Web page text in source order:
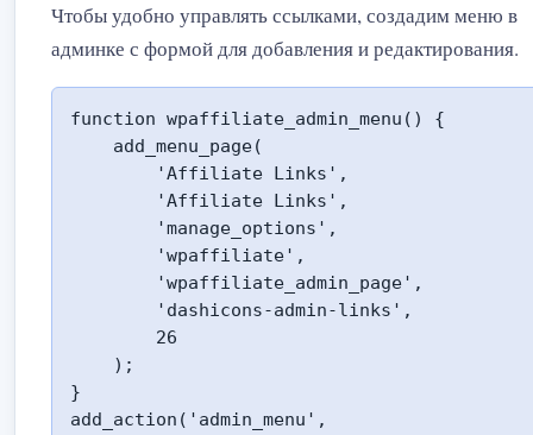
Чтобы удобно управлять ссылками, создадим меню в
админке с формой для добавления и редактирования.
function wpaffiliate_admin_menu() {
}
add_action('admin_menu',